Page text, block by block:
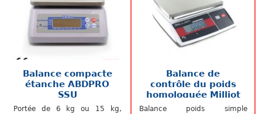
Balance compacte
étanche ABDPRO
SSU
Portée de 6 kg ou 15 kg,
Balance de
contrôle du poids
homologuée Milliot
ZNW
Balance poids simple